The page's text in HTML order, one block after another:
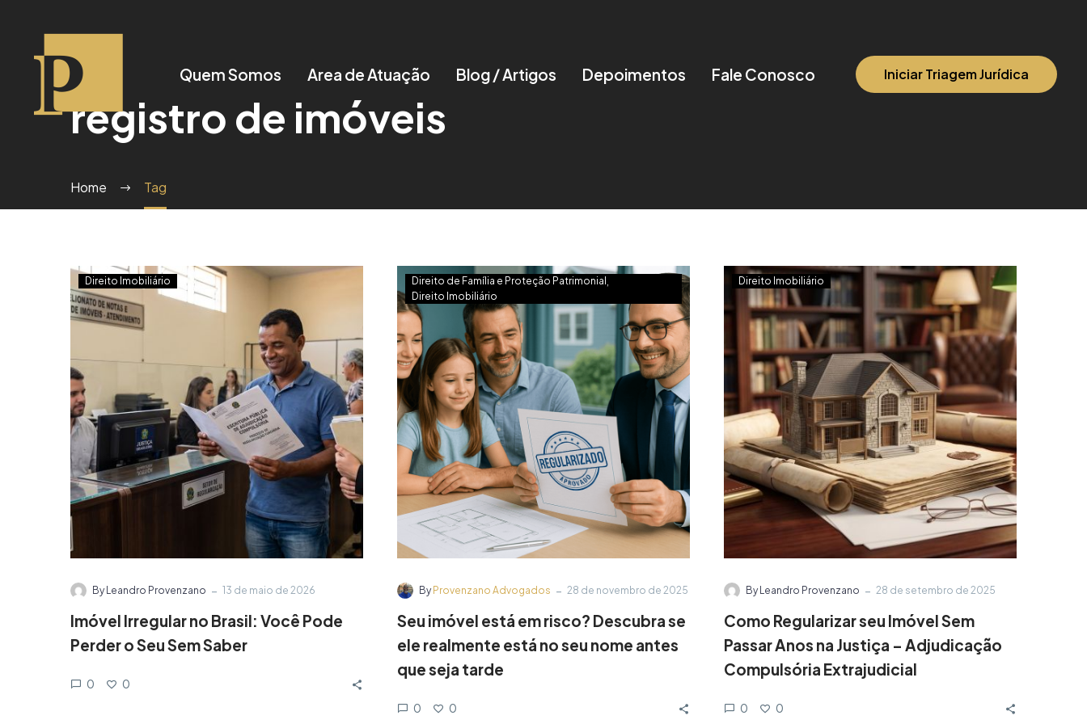
Quem Somos Area de Atuação Blog / Artigos Depoimentos Fale Conosco Iniciar Triagem Jurídica
registro de imóveis
Home Tag
Direito Imobiliário
By Leandro Provenzano - 13 de maio de 2026
Imóvel Irregular no Brasil: Você Pode
Perder o Seu Sem Saber
0 0
Direito de Família e Proteção Patrimonial
Direito Imobiliário
By Provenzano Advogados - 28 de novembro de 2025
Seu imóvel está em risco? Descubra se
ele realmente está no seu nome antes
que seja tarde
0 0
Direito Imobiliário
By Leandro Provenzano - 28 de setembro de 2025
Como Regularizar seu Imóvel Sem
Passar Anos na Justiça – Adjudicação
Compulsória Extrajudicial
0 0